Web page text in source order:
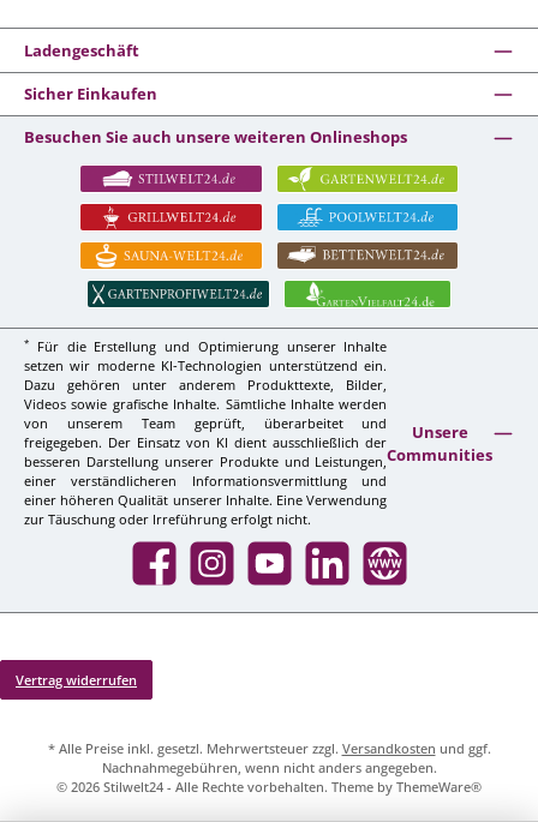
Ladengeschäft
Sicher Einkaufen
Besuchen Sie auch unsere weiteren Onlineshops
*
Für die Erstellung und Optimierung unserer Inhalte
setzen wir moderne KI-Technologien unterstützend ein.
Dazu gehören unter anderem Produkttexte, Bilder,
Videos sowie grafische Inhalte. Sämtliche Inhalte werden
von unserem Team geprüft, überarbeitet und
freigegeben. Der Einsatz von KI dient ausschließlich der
besseren Darstellung unserer Produkte und Leistungen,
einer verständlicheren Informationsvermittlung und
einer höheren Qualität unserer Inhalte. Eine Verwendung
zur Täuschung oder Irreführung erfolgt nicht.
Unsere
Communities
Facebook InstagramYouTube LinkedIn Website
Vertrag widerrufen
* Alle Preise inkl. gesetzl. Mehrwertsteuer zzgl. Versandkosten und ggf.
Nachnahmegebühren, wenn nicht anders angegeben.
© 2026 Stilwelt24 - Alle Rechte vorbehalten. Theme by ThemeWare®